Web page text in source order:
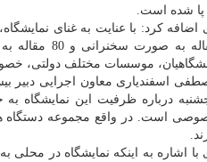
پا شده است.
موسسات مختلف دولتی،
اسفندیاری معاون اجرایی دبیر
درباره ظرفیت این نمایشگاه
است. در واقع مجموعه دستگاه
با اشاره به اینكه نمایشگاه در